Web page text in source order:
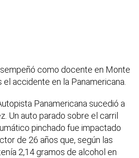
como docente en Monte
accidente en la Panamericana.
Panamericana sucedió a
Un auto parado sobre el carril
pinchado fue impactado
de 26 años que, según las
2,14 gramos de alcohol en